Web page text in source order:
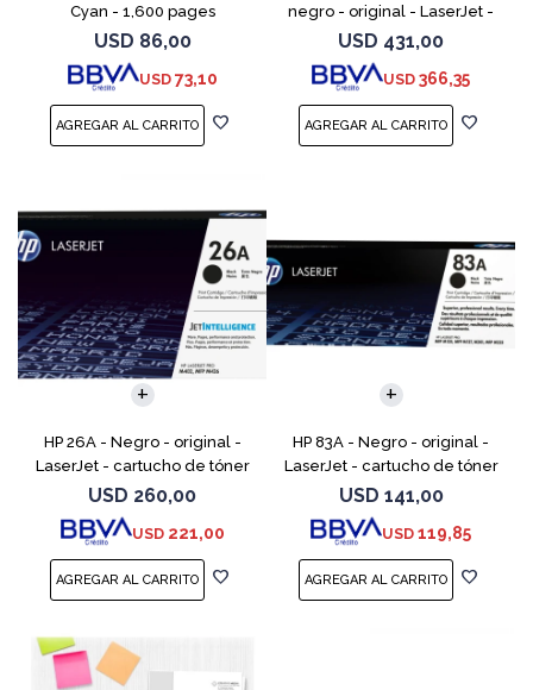
Cyan - 1,600 pages
USD 86,00
USD 73,10
negro - original - LaserJet -
cartucho de tóner (CF226X) -
para LaserJet Pro M402, MFP
M426
USD 431,00
USD 366,35
HP 26A - Negro - original -
LaserJet - cartucho de tóner
(CF226A) - para LaserJet Pro
M402, MFP M426
USD 260,00
USD 221,00
HP 83A - Negro - original -
LaserJet - cartucho de tóner
(CF283A) - para LaserJet Pro
M201, M202, MFP M125, MFP
M127, MFP M225
USD 141,00
USD 119,85